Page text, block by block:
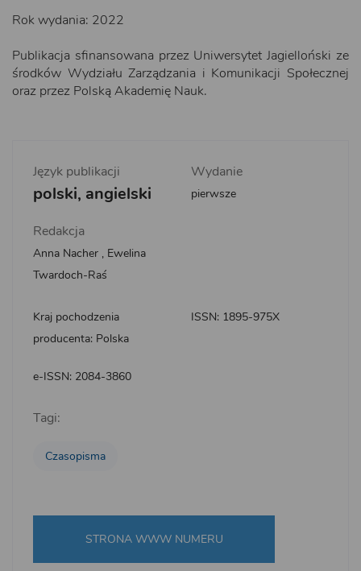
Rok wydania: 2022
Publikacja sfinansowana przez Uniwersytet Jagielloński ze
środków Wydziału Zarządzania i Komunikacji Społecznej
oraz przez Polską Akademię Nauk.
Język publikacji
polski, angielski
Wydanie
pierwsze
Redakcja
Anna Nacher , Ewelina
Twardoch-Raś
Kraj pochodzenia
producenta: Polska
ISSN: 1895-975X
e-ISSN: 2084-3860
Tagi:
Czasopisma
STRONA WWW NUMERU